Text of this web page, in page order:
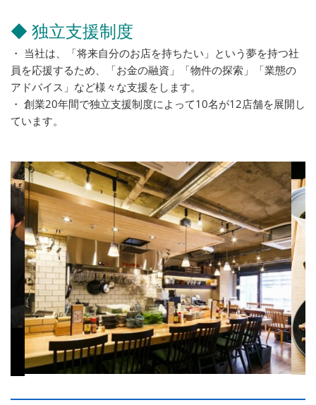
◆ 独立支援制度
・ 当社は、「将来自分のお店を持ちたい」という夢を持つ社
員を応援するため、「お金の融資」「物件の探索」「業態の
アドバイス」など様々な支援をします。
・ 創業20年間で独立支援制度によって10名が12店舗を展開し
ています。